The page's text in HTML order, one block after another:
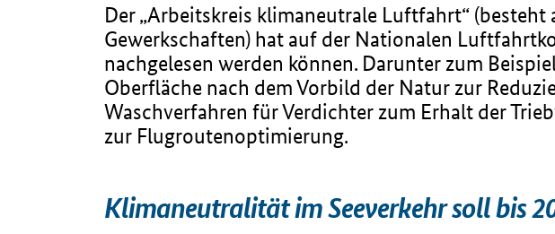
Der „Arbeitskreis klimaneutrale Luftfahrt“
Gewerkschaften) hat auf der Nationalen
nachgelesen werden können. Darunter zum
Oberfläche nach dem Vorbild der Natur zur
Waschverfahren für Verdichter zum Erhalt der
zur Flugroutenoptimierung.
Klimaneutralität im Seeverkehr soll bis